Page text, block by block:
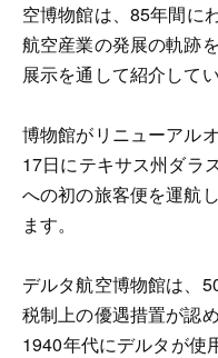
空博物館は、85年間に
航空産業の発展の軌跡
展示を通して紹介してい
博物館がリニューアル
17日にテキサス州ダラ
への初の旅客便を運航
ます。
デルタ航空博物館は、
税制上の優遇措置が認
1940年代にデルタが使